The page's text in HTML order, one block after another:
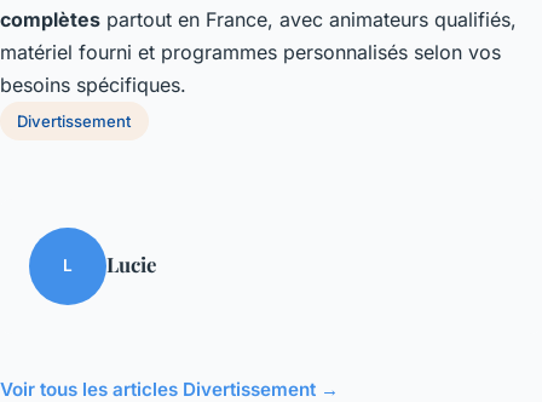
complètes partout en France, avec animateurs qualifiés,
matériel fourni et programmes personnalisés selon vos
besoins spécifiques.
Divertissement
L Lucie
Voir tous les articles Divertissement →